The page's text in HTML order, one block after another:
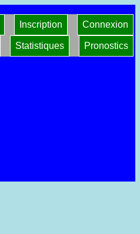
Connexion
Inscription
Pronostics
Statistiques